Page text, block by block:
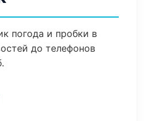
погода и пробки в
до телефонов